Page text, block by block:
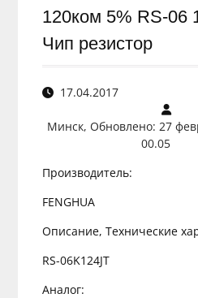
120ком 5% RS-06
Чип резистор
17.04.2017
Минск, Обновлено: 27
00.05
Производитель:
FENGHUA
Описание, Технические
RS-06K124JT
Аналог: